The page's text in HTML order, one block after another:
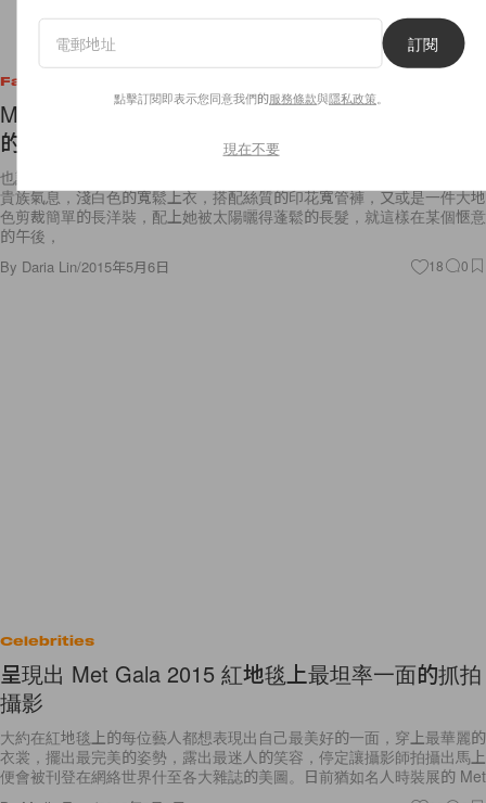
Fashion
Mango 最新夏季廣告硬照，邀你進入一場毫無拘束
的旅程！
也許是北非的摩洛哥吧！略帶著沙漠的金黃和蒼涼，卻充滿無邊的神秘和
貴族氣息，淺白色的寬鬆上衣，搭配絲質的印花寬管褲，又或是一件大地
色剪裁簡單的長洋裝，配上她被太陽曬得蓬鬆的長髮，就這樣在某個愜意
的午後，
By Daria Lin/2015年5月6日 18 0
Celebrities
呈現出 Met Gala 2015 紅地毯上最坦率一面的抓拍
攝影
大約在紅地毯上的每位藝人都想表現出自己最美好的一面，穿上最華麗的
衣裳，擺出最完美的姿勢，露出最迷人的笑容，停定讓攝影師拍攝出馬上
便會被刊登在網絡世界什至各大雜誌的美圖。日前猶如名人時裝展的 Met
訂閱
點擊訂閱即表示您同意我們的服務條款與隱私政策
現在不要